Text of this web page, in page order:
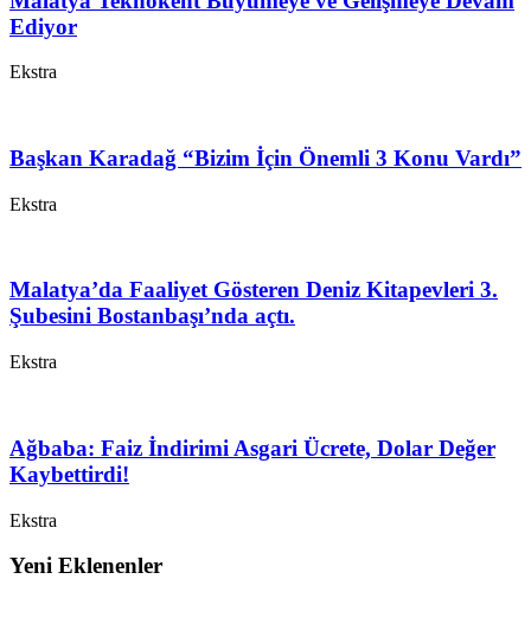
Ediyor
Ekstra
Başkan Karadağ “Bizim İçin Önemli 3 Konu Vardı”
Ekstra
Malatya’da Faaliyet Gösteren Deniz Kitapevleri 3.
Şubesini Bostanbaşı’nda açtı.
Ekstra
Ağbaba: Faiz İndirimi Asgari Ücrete, Dolar Değer
Kaybettirdi!
Ekstra
Yeni Eklenenler